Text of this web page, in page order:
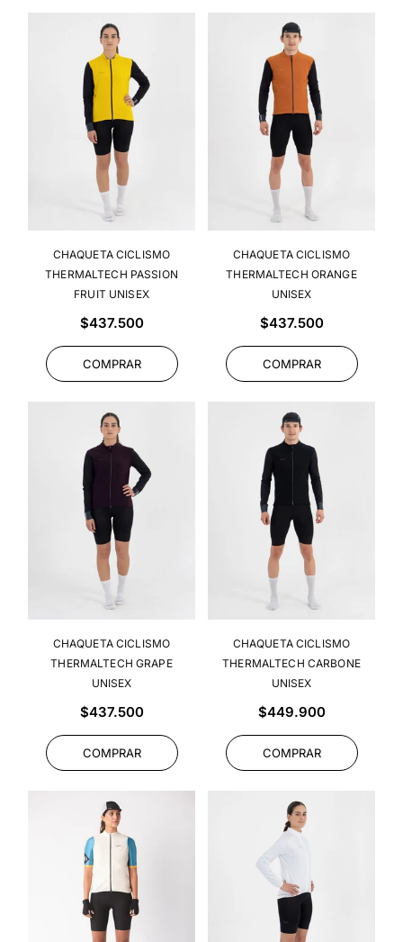
CHAQUETA CICLISMO
THERMALTECH PASSION
FRUIT UNISEX
Precio
$437.500
COMPRAR
CHAQUETA CICLISMO
THERMALTECH ORANGE
UNISEX
Precio
$437.500
COMPRAR
CHAQUETA CICLISMO
THERMALTECH GRAPE
UNISEX
Precio
$437.500
COMPRAR
CHAQUETA CICLISMO
THERMALTECH CARBONE
UNISEX
Precio
$449.900
COMPRAR